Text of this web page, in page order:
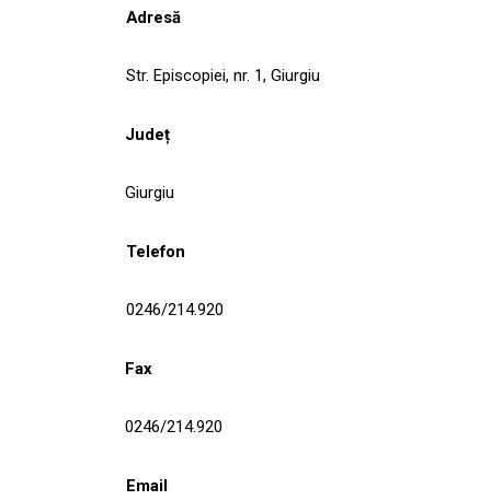
Adresă
Str. Episcopiei, nr. 1, Giurgiu
Județ
Giurgiu
Telefon
0246/214.920
Fax
0246/214.920
Email